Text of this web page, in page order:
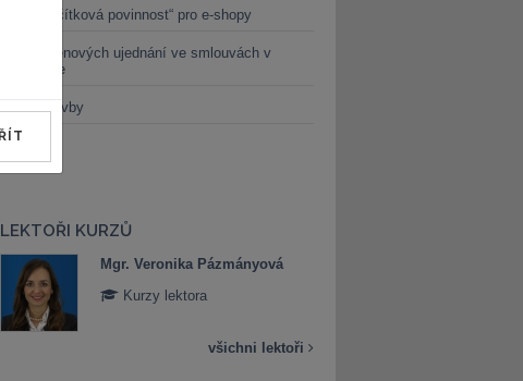
Nová „tlačítková povinnost“ pro e-shopy
Změna cenových ujednání ve smlouvách v
energetice
Černé stavby
LEKTOŘI KURZŮ
Mgr. Veronika Pázmányová
Kurzy lektora
všichni lektoři